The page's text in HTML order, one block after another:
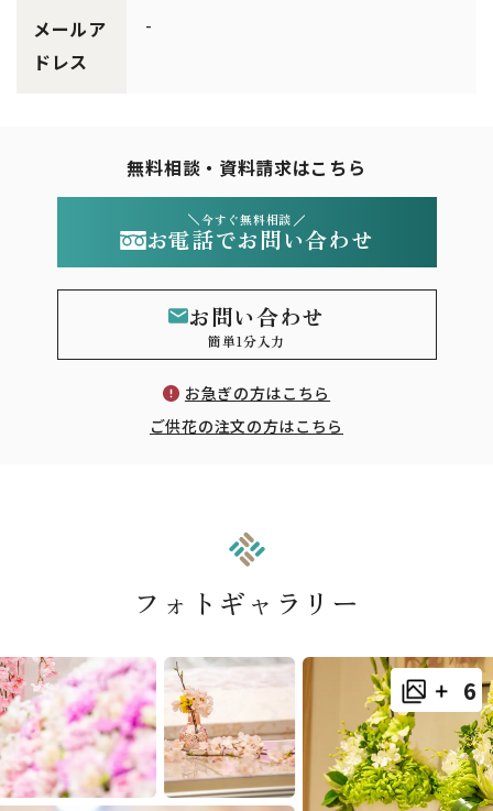
メールア
ドレス
-
無料相談・資料請求はこちら
今すぐ無料相談
お電話でお問い合わせ
お問い合わせ
簡単1分入力
お急ぎの方はこちら
ご供花の注文の方はこちら
フォトギャラリー
6